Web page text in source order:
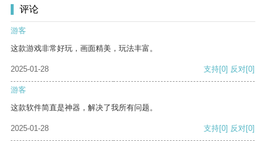
评论
游客
这款游戏非常好玩，画面精美，玩法丰富。
2025-01-28 支持[0] 反对[0]
游客
这款软件简直是神器，解决了我所有问题。
2025-01-28 支持[0] 反对[0]